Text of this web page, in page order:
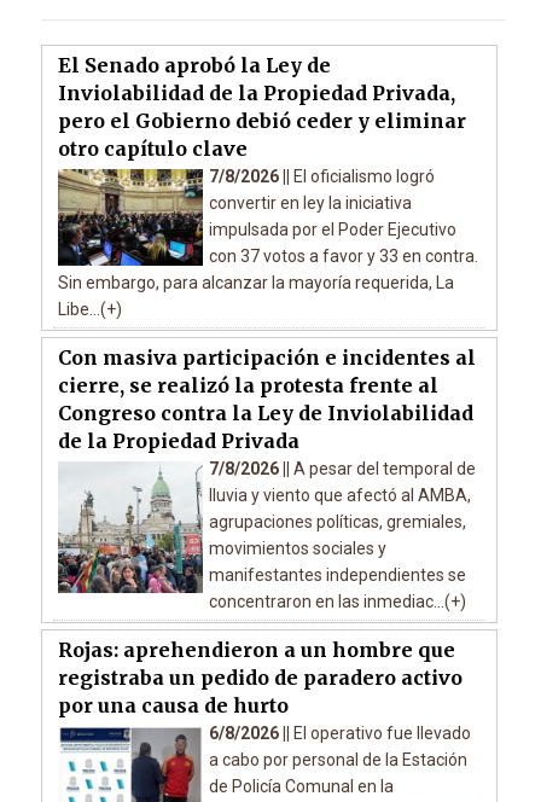
El Senado aprobó la Ley de
Inviolabilidad de la Propiedad Privada,
pero el Gobierno debió ceder y eliminar
otro capítulo clave
7/8/2026 ||
El oficialismo logró
convertir en ley la iniciativa
impulsada por el Poder Ejecutivo
con 37 votos a favor y 33 en contra.
Sin embargo, para alcanzar la mayoría requerida, La
Libe...(+)
Con masiva participación e incidentes al
cierre, se realizó la protesta frente al
Congreso contra la Ley de Inviolabilidad
de la Propiedad Privada
7/8/2026 || A pesar del temporal de
lluvia y viento que afectó al AMBA,
agrupaciones políticas, gremiales,
movimientos sociales y
manifestantes independientes se
concentraron en las inmediac...(+)
Rojas: aprehendieron a un hombre que
registraba un pedido de paradero activo
por una causa de hurto
6/8/2026 ||
El operativo fue llevado
a cabo por personal de la Estación
de Policía Comunal en la